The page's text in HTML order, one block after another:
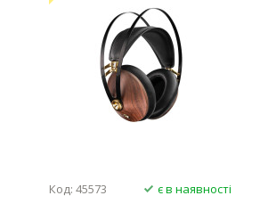
Код: 45573
є в наявності